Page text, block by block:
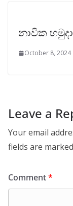
නාවික
October 8, 2024
Leave a
Your email
fields are marked
Comment*